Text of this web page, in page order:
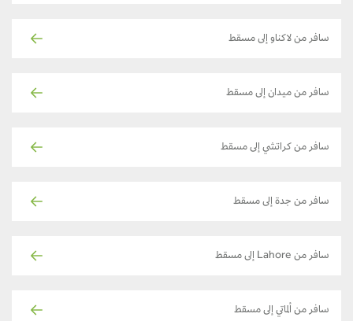
سافر من لاكناو إلى مسقط
سافر من ميدان إلى مسقط
سافر من كراتشي إلى مسقط
سافر من جدة إلى مسقط
سافر من Lahore إلى مسقط
سافر من ألماتي إلى مسقط